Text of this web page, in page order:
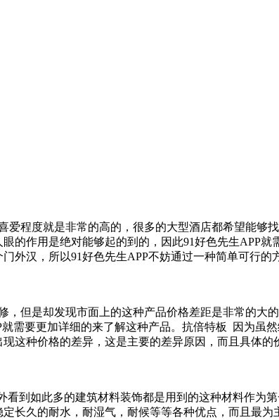
程度就是非常的高的，很多的大型酒店都希望能够找
的作用是绝对能够起的到的，因此91好色先生APP
汉，所以91好色先生APP不妨通过一种简单可行的方
但是却发现市面上的这种产品价格差距是非常的大的
需要更加详细的来了解这种产品。抗倍特板 因为
出现这种价格的差异，这是主要的差异原因，而且
到如此多的建筑材料装饰都是用到的这种材料作为第
久的耐水，耐湿气，耐候等等各种优点，而且